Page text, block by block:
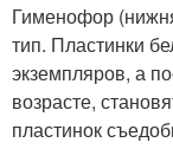
Гименофор
тип. Пластинки
экземпляров, а
возрасте,
пластинок